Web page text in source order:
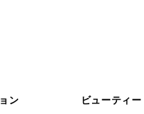
ン ビューティー